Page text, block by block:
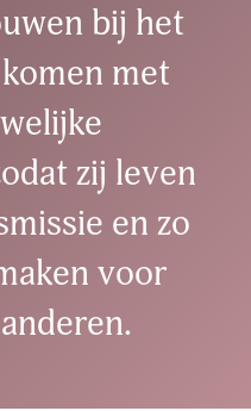
bij het
met
zij leven
en zo
voor